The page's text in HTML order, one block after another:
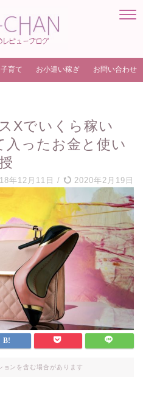
子育て お小遣い稼ぎ お問い合わせ
Xでいくら稼い
入ったお金と使い
年12月11日 / 2020年2月19日
ョンを含む場合があります